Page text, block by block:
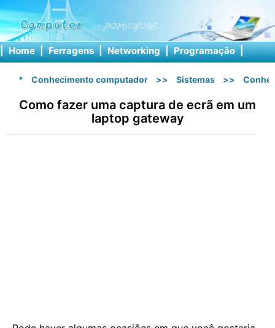
| Home | Ferragens | Networking | Programação |
* Conhecimento computador >> Sistemas >>
Como fazer uma captura de ecrã em um
laptop gateway